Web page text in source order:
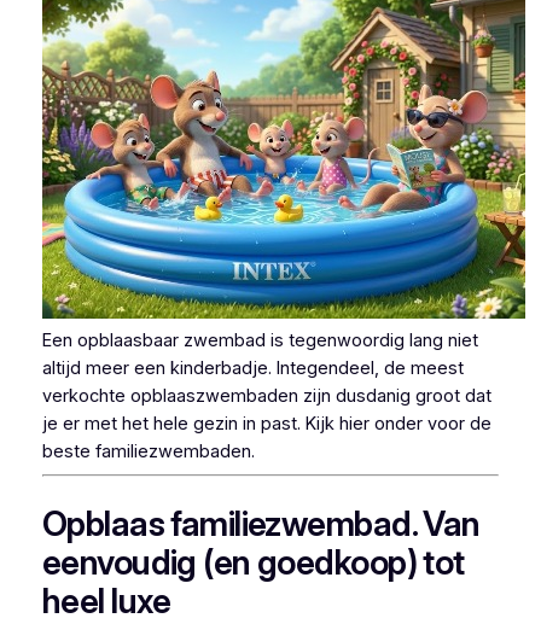
Een opblaasbaar zwembad is tegenwoordig lang niet
altijd meer een kinderbadje. Integendeel, de meest
verkochte opblaaszwembaden zijn dusdanig groot dat
je er met het hele gezin in past. Kijk hier onder voor de
beste familiezwembaden.
Opblaas familiezwembad. Van
eenvoudig (en goedkoop) tot
heel luxe